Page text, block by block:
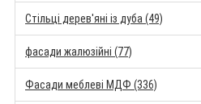
Стільці дерев'яні із дуба (49)
фасади жалюзійні (77)
Фасади меблеві МДФ (336)